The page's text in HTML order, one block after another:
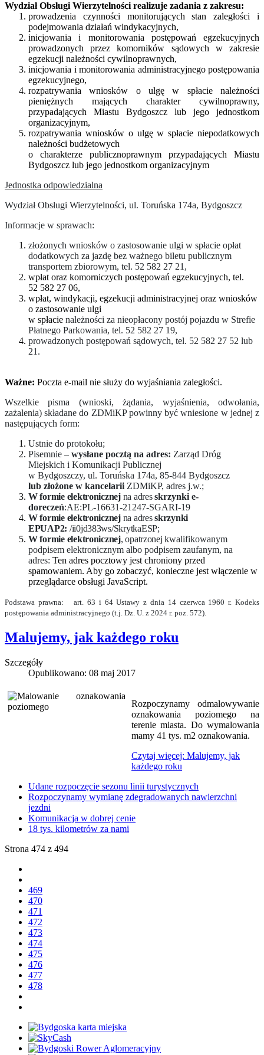
Wydział Obsługi Wierzytelności realizuje zadania z zakresu:
prowadzenia czynności monitorujących stan zaległości i
podejmowania działań windykacyjnych,
inicjowania i monitorowania postępowań egzekucyjnych
prowadzonych przez komorników sądowych w zakresie
egzekucji należności cywilnoprawnych,
inicjowania i monitorowania administracyjnego postępowania
egzekucyjnego,
rozpatrywania wniosków o ulgę w spłacie należności
pieniężnych mających charakter cywilnoprawny,
przypadających Miastu Bydgoszcz lub jego jednostkom
organizacyjnym,
rozpatrywania wniosków o ulgę w spłacie niepodatkowych
należności budżetowych
o charakterze publicznoprawnym przypadających Miastu
Bydgoszcz lub jego jednostkom organizacyjnym
Jednostka odpowiedzialna
Wydział Obsługi Wierzytelności, ul. Toruńska 174a, Bydgoszcz
Informacje w sprawach:
złożonych wniosków o zastosowanie ulgi w spłacie opłat
dodatkowych za jazdę bez ważnego biletu publicznym
transportem zbiorowym, tel. 52 582 27 21,
wpłat oraz komorniczych postępowań egzekucyjnych, tel.
52 582 27 06,
wpłat, windykacji, egzekucji administracyjnej oraz wniosków
o zastosowanie ulgi
w spłacie należności za nieopłacony postój pojazdu w Strefie
Płatnego Parkowania, tel. 52 582 27 19,
prowadzonych postępowań sądowych, tel. 52 582 27 52 lub
21.
Ważne: Poczta e-mail nie służy do wyjaśniania zaległości.
Wszelkie pisma (wnioski, żądania, wyjaśnienia, odwołania,
zażalenia) składane do ZDMiKP powinny być wniesione w jednej z
następujących form:
Ustnie do protokołu;
Pisemnie – wysłane pocztą na adres: Zarząd Dróg
Miejskich i Komunikacji Publicznej
w Bydgoszczy, ul. Toruńska 174a, 85-844 Bydgoszcz
lub złożone w kancelarii ZDMiKP, adres j.w.;
W formie elektronicznejna adresskrzynki e-
doreczeń:AE:PL-16631-21247-SGARI-19
W formie elektronicznejna adresskrzynki
EPUAP2: /ii0jd383ws/SkrytkaESP;
W formie elektronicznej, opatrzonejkwalifikowanym
podpisem elektronicznym albo podpisem zaufanym, na
adres: Ten adres pocztowy jest chroniony przed
spamowaniem. Aby go zobaczyć, konieczne jest włączenie w
przeglądarce obsługi JavaScript.
Podstawa prawna: art. 63 i 64 Ustawy z dnia 14 czerwca 1960 r. Kodeks
postępowania administracyjnego (t.j. Dz. U. z 2024 r. poz. 572).
Malujemy, jak każdego roku
Szczegóły
Opublikowano: 08 maj 2017
Rozpoczynamy odmalowywanie
oznakowania poziomego na
terenie miasta. Do wymalowania
mamy 41 tys. m2 oznakowania.
Czytaj więcej: Malujemy, jak
każdego roku
Udane rozpoczęcie sezonu linii turystycznych
Rozpoczynamy wymianę zdegradowanych nawierzchni
jezdni
Komunikacja w dobrej cenie
18 tys. kilometrów za nami
Strona 474 z 494
469
470
471
472
473
474
475
476
477
478